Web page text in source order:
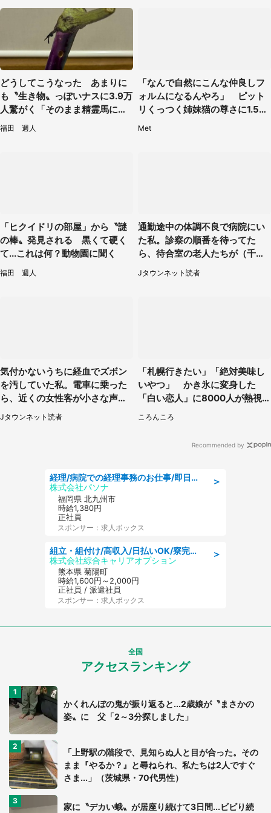
どうしてこうなった あまりに
も〝生き物〟っぽいナスに3.9万
人驚がく「そのまま精霊馬に使
えそう」
福田 週人
「なんで自然にこんな仲良しフ
ォルムになるんやろ」 ピット
リくっつく姉妹猫の尊さに1.5万
Met
「ヒクイドリの部屋」から〝謎
の棒〟発見される 黒くて硬く
て...これは何？動物園に聞く
福田 週人
通勤途中の体調不良で病院にい
た私。診察の順番を待ってた
ら、待合室の老人たちが（千葉
県・50代男性）
Jタウンネット読者
気付かないうちに経血でズボン
を汚していた私。電車に乗った
ら、近くの女性客が小さな声で
（千葉県・10代女性）
Jタウンネット読者
「札幌行きたい」「絶対美味し
いやつ」 かき氷に変身した
「白い恋人」に8000人が熱視
ころんころ
Recommended by
＞
経理/病院での経理事務のお仕事/即日勤務可/車通勤可/経理/一般事務
株式会社パソナ
福岡県 北九州市
時給1,380円
正社員
スポンサー：求人ボックス
＞
組立・組付け/高収入/日払いOK/寮完備/交替制/20・30・40代活躍中
株式会社綜合キャリアオプション
熊本県 菊陽町
時給1,600円～2,000円
正社員 / 派遣社員
スポンサー：求人ボックス
全国
アクセスランキング
かくれんぼの鬼が振り返ると...2歳娘が〝まさかの
姿〟に 父「2～3分探しました」
「上野駅の階段で、見知らぬ人と目が合った。その
まま『やるか？』と尋ねられ、私たちは2人ですぐ
さま...」（茨城県・70代男性）
家に〝デカい蛾〟が居座り続けて3日間...ビビり続